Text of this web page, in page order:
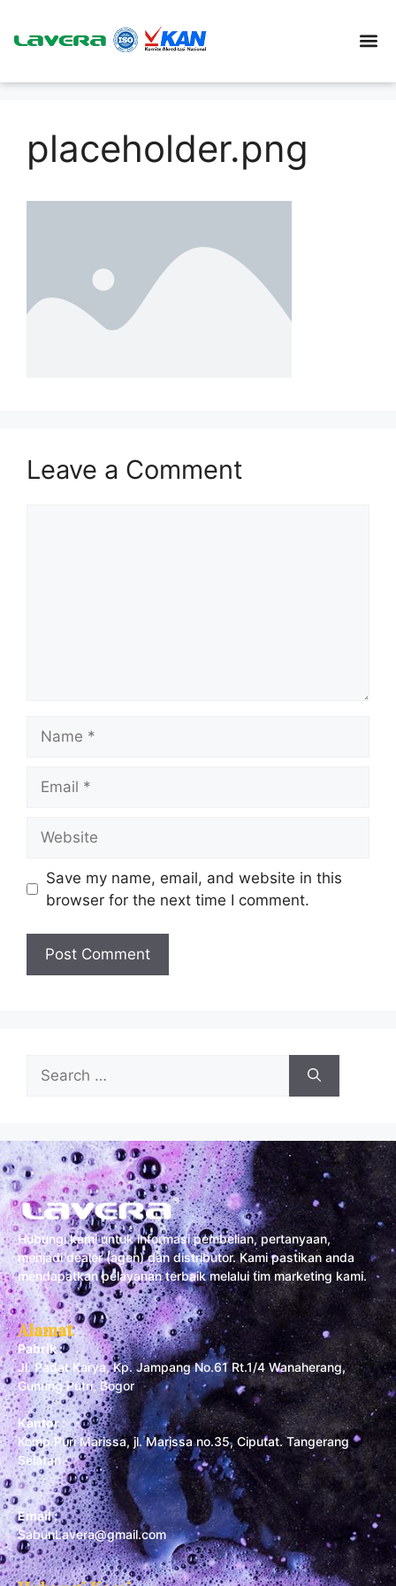
placeholder.png
Leave a Comment
Save my name, email, and website in this
browser for the next time I comment.
Hubungi kami untuk informasi pembelian, pertanyaan,
menjadi dealer (agen) dan distributor. Kami pastikan anda
mendapatkan pelayanan terbaik melalui tim marketing kami.
Alamat
Pabrik :
Jl. Padat Karya, Kp. Jampang No.61 Rt.1/4 Wanaherang,
Gunung Putri, Bogor
Kantor :
Komp Puri Marissa, jl. Marissa no.35, Ciputat. Tangerang
Selatan
Email :
SabunLavera@gmail.com